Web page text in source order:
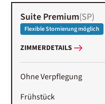
Suite Premium(SP)
Flexible Stornierung möglich
ZIMMERDETAILS
Ohne Verpflegung
Frühstück